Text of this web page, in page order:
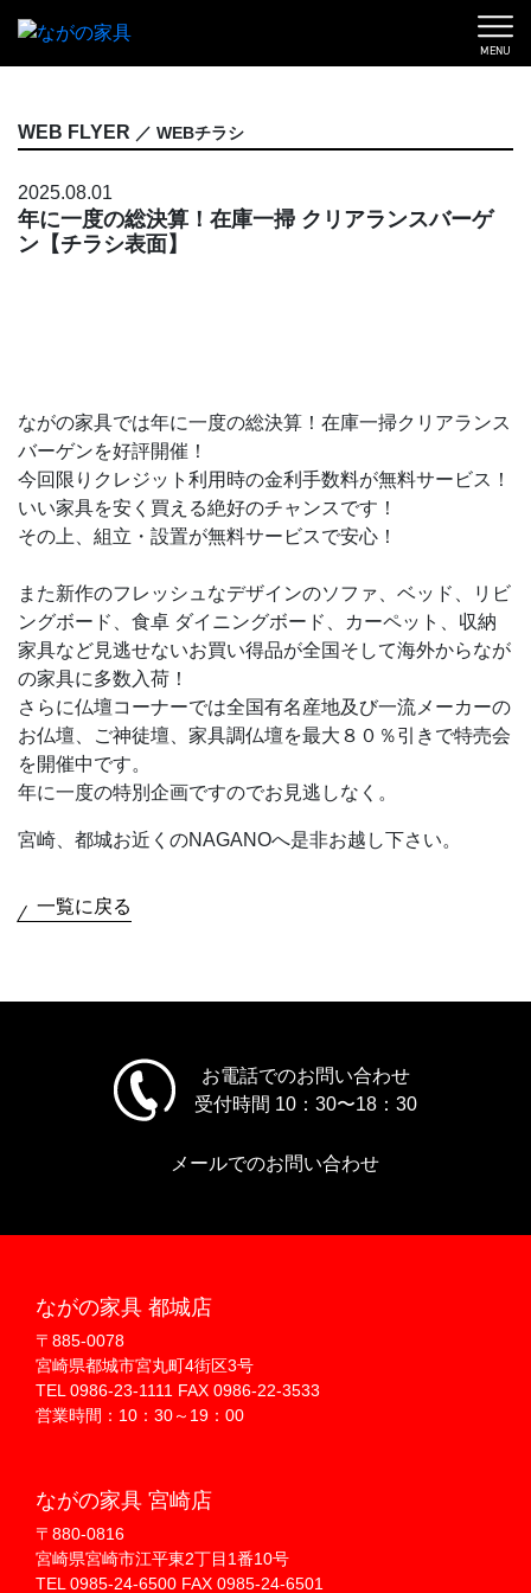
MENU
WEB FLYER ／ WEBチラシ
2025.08.01
年に一度の総決算！在庫一掃 クリアランスバーゲ
ン【チラシ表面】
ながの家具では年に一度の総決算！在庫一掃クリアランス
バーゲンを好評開催！
今回限りクレジット利用時の金利手数料が無料サービス！
いい家具を安く買える絶好のチャンスです！
その上、組立・設置が無料サービスで安心！
また新作のフレッシュなデザインのソファ、ベッド、リビ
ングボード、食卓 ダイニングボード、カーペット、収納
家具など見逃せないお買い得品が全国そして海外からなが
の家具に多数入荷！
さらに仏壇コーナーでは全国有名産地及び一流メーカーの
お仏壇、ご神徒壇、家具調仏壇を最大８０％引きで特売会
を開催中です。
年に一度の特別企画ですのでお見逃しなく。
宮崎、都城お近くのNAGANOへ是非お越し下さい。
一覧に戻る
お電話でのお問い合わせ
受付時間 10：30〜18：30
メールでのお問い合わせ
ながの家具 都城店
〒885-0078
宮崎県都城市宮丸町4街区3号
TEL 0986-23-1111 FAX 0986-22-3533
営業時間：10：30～19：00
ながの家具 宮崎店
〒880-0816
宮崎県宮崎市江平東2丁目1番10号
TEL 0985-24-6500 FAX 0985-24-6501